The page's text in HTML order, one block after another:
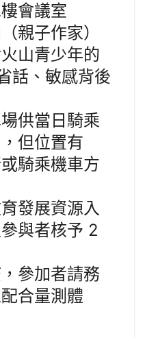
會議室
親子作家）
山青少年的
話、敏感背後
供當日騎乘
但位置有
騎乘機車方
發展資源入
與者核予 2
參加者請務
合量測體